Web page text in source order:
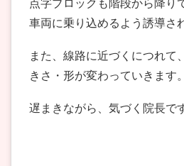
点字ブロックも階段から降り
車両に乗り込めるよう誘導さ
また、線路に近づくにつれて
きさ・形が変わっていきます。
遅まきながら、気づく院長で